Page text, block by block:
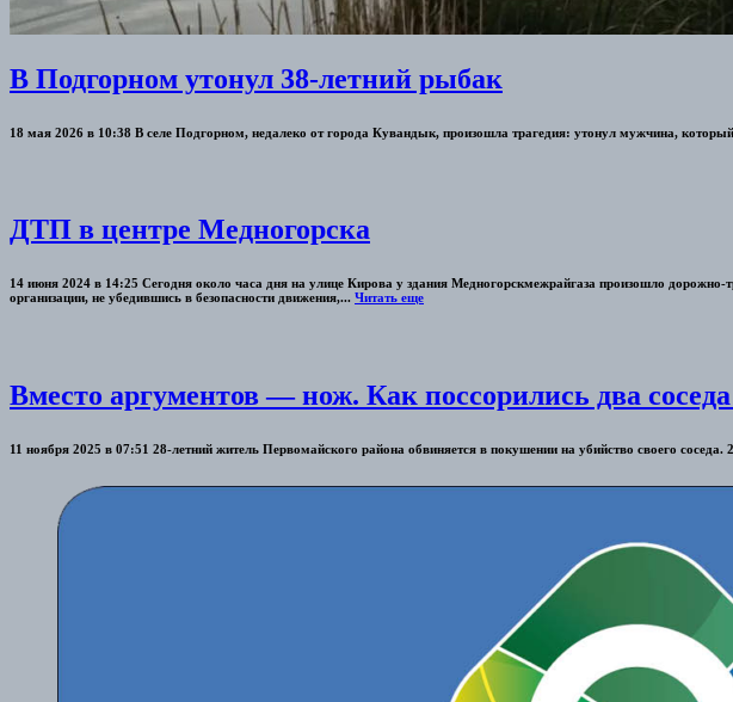
В Подгорном утонул 38-летний рыбак
18 мая 2026 в 10:38 В селе Подгорном, недалеко от города Кувандык, произошла трагедия: утонул мужчина,
ДТП в центре Медногорска
14 июня 2024 в 14:25 Сегодня около часа дня на улице Кирова у здания Медногорскмежрайгаза произошло
организации, не убедившись в безопасности движения,... Читать еще
Вместо аргументов — нож. Как поссорились два
11 ноября 2025 в 07:51 28-летний житель Первомайского района обвиняется в покушении на убийство своего